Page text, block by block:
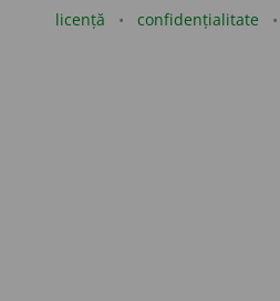
licență confidențialitate